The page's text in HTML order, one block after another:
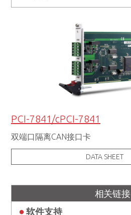
PCI-7841/cPCI-7841
双端口隔离CAN接口卡
DATA SHEET
相关链接
软件支持